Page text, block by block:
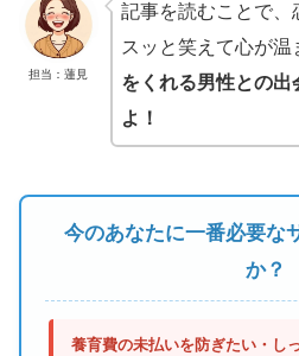
担当：蓮見
記事を読むことで、
スッと笑えて心が温
をくれる男性との
よ！
今のあなたに一番必要な
か？
養育費の未払いを防ぎたい・し